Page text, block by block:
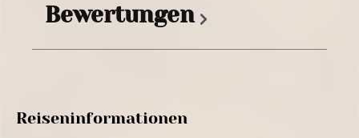
Reiseninformationen
Bewertungen